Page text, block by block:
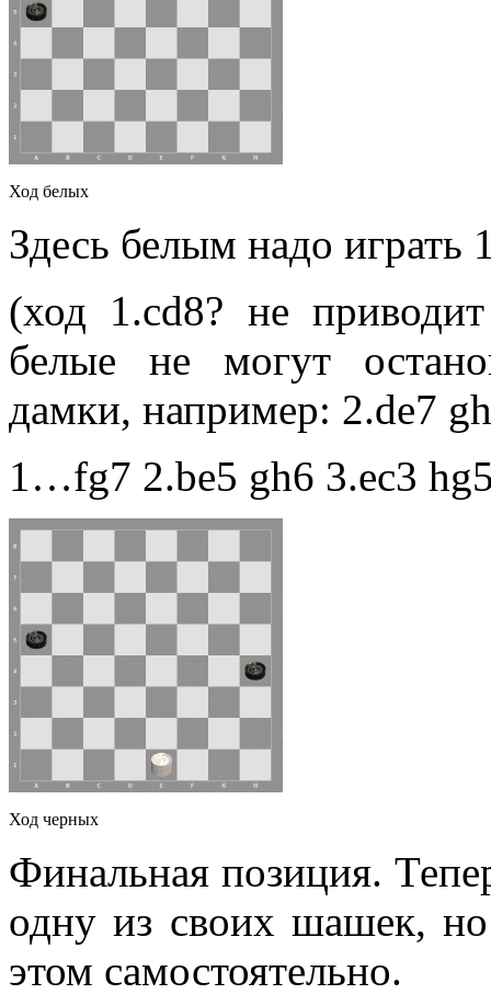
Ход белых
Здесь белым надо играть
(ход 1.cd8? не
белые не могут
дамки, например: 2.de7
1…fg7 2.be5 gh6 3.ec3
Ход черных
Финальная позиция.
одну из своих шашек, но
этом самостоятельно.